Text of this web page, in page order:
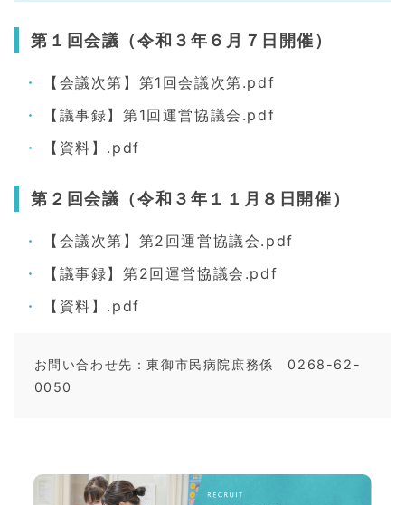
第１回会議（令和３年６月７日開催）
【会議次第】第1回会議次第.pdf
【議事録】第1回運営協議会.pdf
【資料】.pdf
第２回会議（令和３年１１月８日開催）
【会議次第】第2回運営協議会.pdf
【議事録】第2回運営協議会.pdf
【資料】.pdf
お問い合わせ先：東御市民病院庶務係 0268-62-
0050